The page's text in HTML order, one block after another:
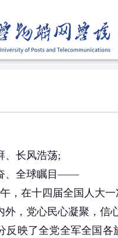
、长风浩荡;
、全球瞩目——
，在十四届全国人大
外，党心民心凝聚，信
反映了全党全军全国